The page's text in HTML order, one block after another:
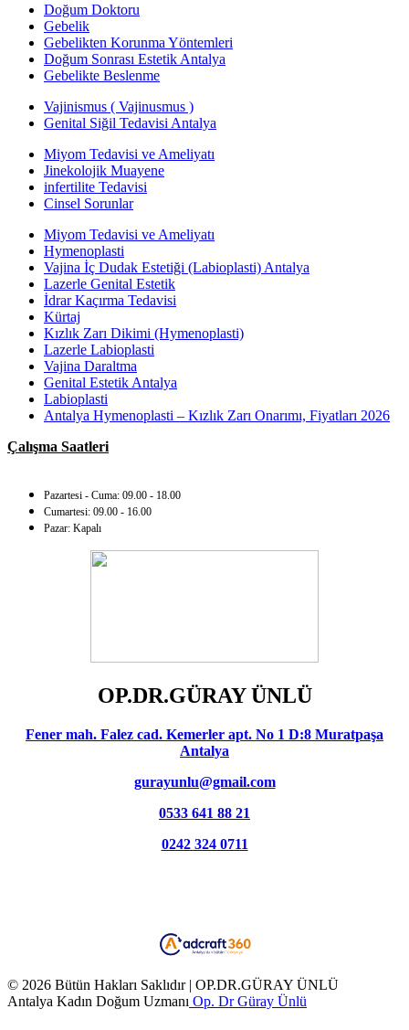
Doğum Doktoru
Gebelik
Gebelikten Korunma Yöntemleri
Doğum Sonrası Estetik Antalya
Gebelikte Beslenme
Vajinismus ( Vajinusmus )
Genital Siğil Tedavisi Antalya
Miyom Tedavisi ve Ameliyatı
Jinekolojik Muayene
infertilite Tedavisi
Cinsel Sorunlar
Miyom Tedavisi ve Ameliyatı
Hymenoplasti
Vajina İç Dudak Estetiği (Labioplasti) Antalya
Lazerle Genital Estetik
İdrar Kaçırma Tedavisi
Kürtaj
Kızlık Zarı Dikimi (Hymenoplasti)
Lazerle Labioplasti
Vajina Daraltma
Genital Estetik Antalya
Labioplasti
Antalya Hymenoplasti – Kızlık Zarı Onarımı, Fiyatları 2026
Çalışma Saatleri
Pazartesi - Cuma: 09.00 - 18.00
Cumartesi: 09.00 - 16.00
Pazar: Kapalı
OP.DR.GÜRAY ÜNLÜ
Fener mah. Falez cad. Kemerler apt. No 1 D:8 Muratpaşa
Antalya
gurayunlu@gmail.com
0533 641 88 21
0242 324 0711
© 2026 Bütün Hakları Saklıdır | OP.DR.GÜRAY ÜNLÜ
Antalya Kadın Doğum Uzmanı Op. Dr Güray Ünlü